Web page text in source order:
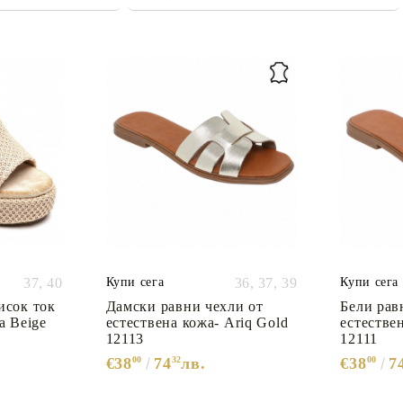
37, 40
ток
Beige
Купи сега 36, 37, 39
Дамски равни чехли от
естествена кожа- Ariq Gold
12113
€3800 7432лв.
Купи сега
Бели
12111
€3800